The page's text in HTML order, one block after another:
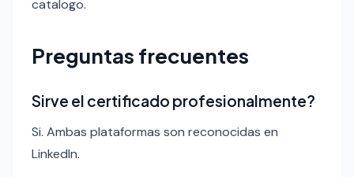
catalogo.
Preguntas frecuentes
Sirve el certificado profesionalmente?
Si. Ambas plataformas son reconocidas en
LinkedIn.